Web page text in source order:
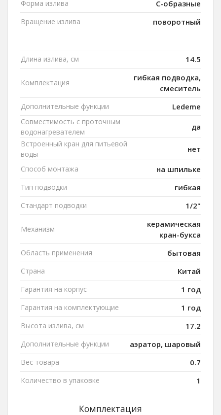
Форма излива C-образные
Вращение излива поворотный
Длина излива, см 14.5
Комплектация
гибкая подводка,
смеситель
Дополнительные функции Ledeme
Совместимость с проточным
водонагревателем
да
Встроенный кран для питьевой
воды
нет
Способ монтажа на шпильке
Тип подводки гибкая
Стандарт подводки 1/2"
Механизм
керамическая
кран-букса
Область применения бытовая
Страна Китай
Гарантия на корпус 1 год
Гарантия на комплектующие 1 год
Высота излива, см 17.2
Дополнительные функции аэратор, шаровый
Вес товара 0.7
Количество в упаковке 1
Комплектация